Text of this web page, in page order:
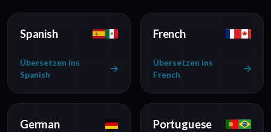
Spanish
Übersetzen ins
Spanish
French
Übersetzen ins
French
German Portuguese